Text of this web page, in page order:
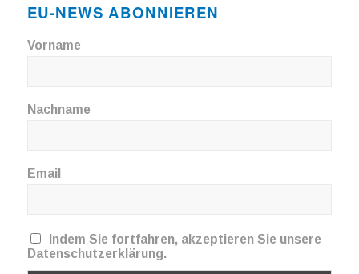
EU-NEWS ABONNIEREN
Vorname
Nachname
Email
Indem Sie fortfahren, akzeptieren Sie unsere
Datenschutzerklärung.